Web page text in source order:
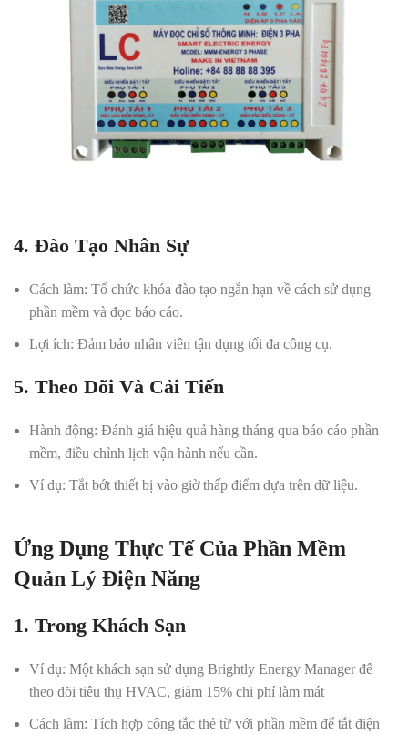
4. Đào Tạo Nhân Sự
Cách làm: Tổ chức khóa đào tạo ngắn hạn về cách sử dụng
phần mềm và đọc báo cáo.
Lợi ích: Đảm bảo nhân viên tận dụng tối đa công cụ.
5. Theo Dõi Và Cải Tiến
Hành động: Đánh giá hiệu quả hàng tháng qua báo cáo phần
mềm, điều chỉnh lịch vận hành nếu cần.
Ví dụ: Tắt bớt thiết bị vào giờ thấp điểm dựa trên dữ liệu.
Ứng Dụng Thực Tế Của Phần Mềm
Quản Lý Điện Năng
1. Trong Khách Sạn
Ví dụ: Một khách sạn sử dụng Brightly Energy Manager để
theo dõi tiêu thụ HVAC, giảm 15% chi phí làm mát
Cách làm: Tích hợp công tắc thẻ từ với phần mềm để tắt điện